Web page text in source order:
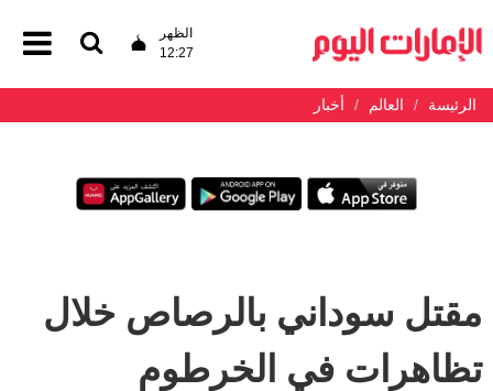
الظهر
12:27
الرئيسة العالم أخبار
مقتل سوداني بالرصاص خلال
تظاهرات في الخرطوم